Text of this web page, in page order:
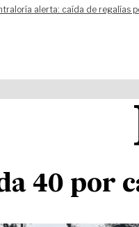
alerta: caída de regalías
40 por